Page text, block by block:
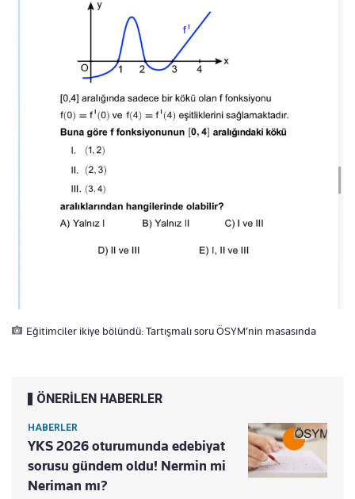
Eğitimciler ikiye bölündü: Tartışmalı soru ÖSYM’nin masasında
ÖNERİLEN HABERLER
HABERLER
YKS 2026 oturumunda edebiyat
sorusu gündem oldu! Nermin mi
Neriman mı?